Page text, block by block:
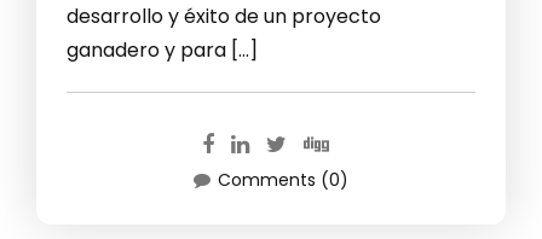
desarrollo y éxito de un proyecto
ganadero y para […]
Comments (0)